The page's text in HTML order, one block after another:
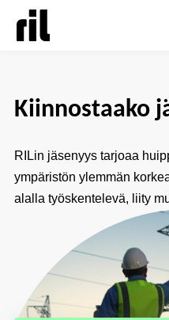
Kiinnostaako
RILin jäsenyys tarjoaa
ympäristön ylemmän
alalla työskentelevä, liity